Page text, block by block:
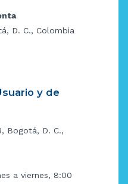
D. C., Colombia
y de
Bogotá, D. C.,
a viernes, 8:00